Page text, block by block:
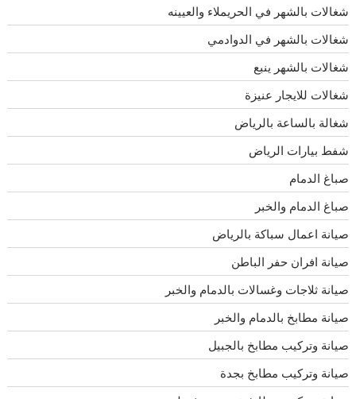
شغالات بالشهر في الحريملاء والعيينه
شغالات بالشهر في الدوادمي
شغالات بالشهر ينبع
شغالات للايجار عنيزة
شغالة بالساعة بالرياض
شفط بيارات الرياض
صباغ الدمام
صباغ الدمام والخبر
صيانة اعمال سباكة بالرياض
صيانة افران حفر الباطن
صيانة ثلاجات وغسالات بالدمام والخبر
صيانة مطابخ بالدمام والخبر
صيانة وتركيب مطابخ بالجبيل
صيانة وتركيب مطابخ بجدة